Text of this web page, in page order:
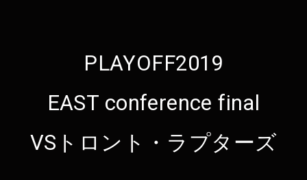
PLAYOFF2019
EAST conference final
VSトロント・ラプターズ